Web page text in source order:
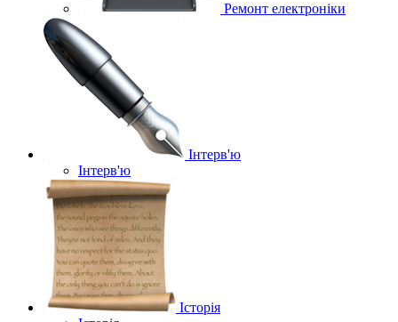
Ремонт електроніки
Інтерв'ю
Інтерв'ю
Історія